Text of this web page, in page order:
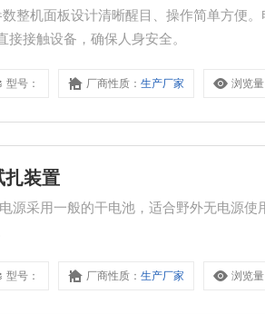
整机面板设计清晰醒目、操作简单方便
接触设备，确保人身安全。
型号： 厂商性质：生产厂家 浏览量
扎装置
源采用一般的干电池，适合野外无电源使
型号： 厂商性质：生产厂家 浏览